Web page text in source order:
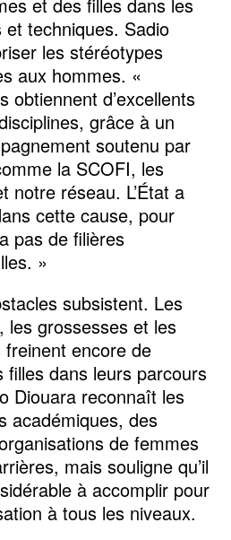
techniques. Sadio
les stéréotypes
aux hommes. «
obtiennent d’excellents
grâce à un
soutenu par
la SCOFI, les
notre réseau. L’État a
cette cause, pour
pas de filières
»
subsistent. Les
les grossesses et les
encore de
filles dans leurs parcours
Diouara reconnaît les
académiques, des
de femmes
mais souligne qu’il
à accomplir pour
à tous les niveaux.